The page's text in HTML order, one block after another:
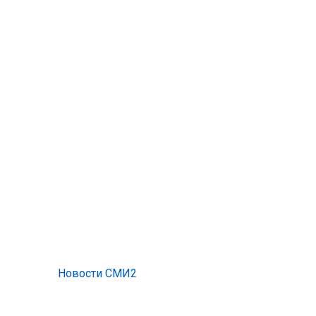
Новости СМИ2